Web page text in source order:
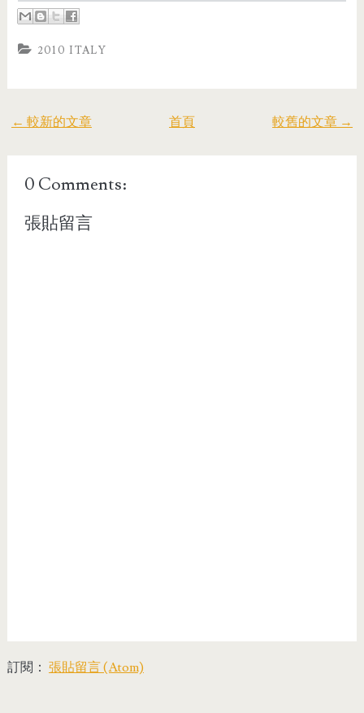
2010 ITALY
← 較新的文章 較舊的文章 →
首頁
0 Comments:
張貼留言
訂閱： 張貼留言 (Atom)